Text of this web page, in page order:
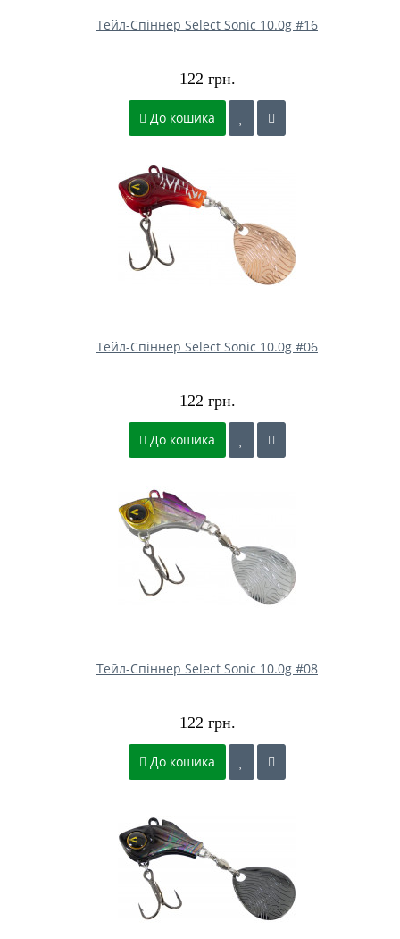
Тейл-Спіннер Select Sonic 10.0g #16
122 грн.
До кошика
Тейл-Спіннер Select Sonic 10.0g #06
122 грн.
До кошика
Тейл-Спіннер Select Sonic 10.0g #08
122 грн.
До кошика